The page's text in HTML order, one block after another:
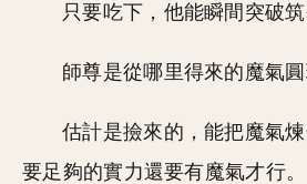
只要吃下，他能瞬間突破筑
師尊是從哪里得來的魔氣圓
估計是撿來的，能把魔氣
要足夠的實力還要有魔氣才行。